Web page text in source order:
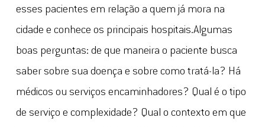
esses pacientes em relação a quem já mora na
cidade e conhece os principais hospitais.Algumas
boas perguntas: de que maneira o paciente busca
saber sobre sua doença e sobre como tratá-la? Há
médicos ou serviços encaminhadores? Qual é o tipo
de serviço e complexidade? Qual o contexto em que